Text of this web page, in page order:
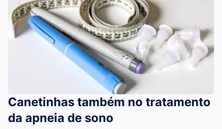
Canetinhas também no tratamento
da apneia de sono